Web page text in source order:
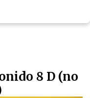
8 D (no